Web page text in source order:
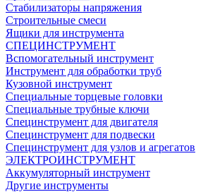
Стабилизаторы напряжения
Строительные смеси
Ящики для инструмента
СПЕЦИНСТРУМЕНТ
Вспомогательный инструмент
Инструмент для обработки труб
Кузовной инструмент
Специальные торцевые головки
Специальные трубные ключи
Специнструмент для двигателя
Специнструмент для подвески
Специнструмент для узлов и агрегатов
ЭЛЕКТРОИНСТРУМЕНТ
Аккумуляторный инструмент
Другие инструменты